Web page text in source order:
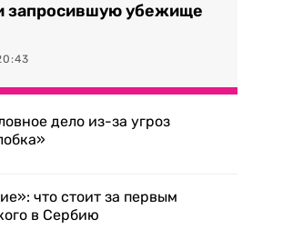
запросившую убежище
дело из-за угроз
что стоит за первым
в Сербию